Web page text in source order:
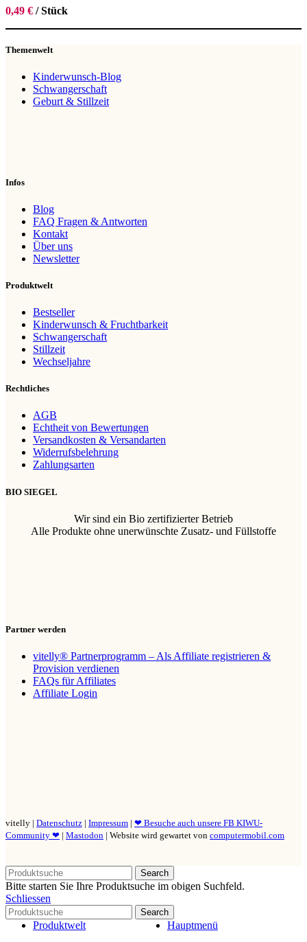
0,49 € /Stück
Themenwelt
Kinderwunsch-Blog
Schwangerschaft
Geburt & Stillzeit
Infos
Blog
FAQ Fragen & Antworten
Kontakt
Über uns
Newsletter
Produktwelt
Bestseller
Kinderwunsch & Fruchtbarkeit
Schwangerschaft
Stillzeit
Wechseljahre
Rechtliches
AGB
Echtheit von Bewertungen
Versandkosten & Versandarten
Widerrufsbelehrung
Zahlungsarten
BIO SIEGEL
Wir sind ein Bio zertifizierter Betrieb
Alle Produkte ohne unerwünschte Zusatz- und Füllstoffe
Partner werden
vitelly® Partnerprogramm – Als Affiliate registrieren &
Provision verdienen
FAQs für Affiliates
Affiliate Login
vitelly | Datenschutz | Impressum | ❤ Besuche auch unsere FB KIWU-
Community ❤ | Mastodon | Website wird gewartet von computermobil.com
Search
Bitte starten Sie Ihre Produktsuche im obigen Suchfeld.
Schliessen
Search
Hauptmenü
Produktwelt